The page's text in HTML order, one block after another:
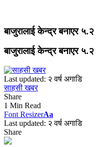
बाजुरालाई केन्द्र बनाएर
बाजुरालाई केन्द्र बनाएर
Last updated: २ वर्ष अगाडि
साहसी खबर
Share
1 Min Read
Font ResizerAa
Last updated: २ वर्ष अगाडि
Share